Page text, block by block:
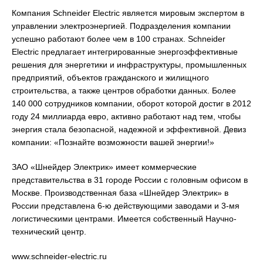
Компания Schneider Electric является мировым экспертом в
управлении электроэнергией. Подразделения компании
успешно работают более чем в 100 странах. Schneider
Electric предлагает интегрированные энергоэффективные
решения для энергетики и инфраструктуры, промышленных
предприятий, объектов гражданского и жилищного
строительства, а также центров обработки данных. Более
140 000 сотрудников компании, оборот которой достиг в 2012
году 24 миллиарда евро, активно работают над тем, чтобы
энергия стала безопасной, надежной и эффективной. Девиз
компании: «Познайте возможности вашей энергии!»
ЗАО «Шнейдер Электрик» имеет коммерческие
представительства в 31 городе России с головным офисом в
Москве. Производственная база «Шнейдер Электрик» в
России представлена 6-ю действующими заводами и 3-мя
логистическими центрами. Имеется собственный Научно-
технический центр.
www.schneider-electric.ru